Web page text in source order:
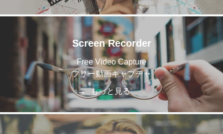
Screen Recorder
Free Video Capture
フリー動画キャプチャ
もっと見る